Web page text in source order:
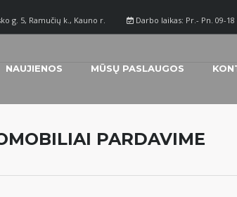
Darbo laikas: Pr.- Pn. 09-18
g. 5, Ramučių k., Kauno r.
NAUJIENOS MŪSŲ PASLAUGOS
PARDAVIME